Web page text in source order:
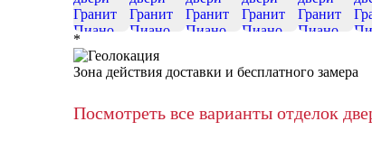
*
Зона действия доставки и бесплатного замера
Посмотреть все варианты отделок